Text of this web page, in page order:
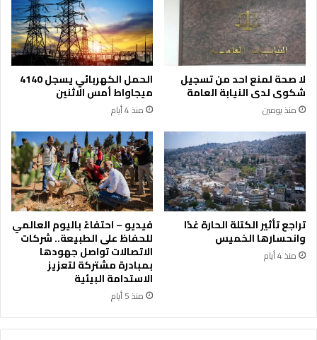
ض
ب
ا
ب
و
ا
ل
ا
ن
ز
ل
ا
ق
ا
ل
ي
و
م
ش
م
ا
ل
ي
ة
ت
ح
ب
ط
م
ح
ا
و
ل
ة
ت
س
ل
لا صحة لمنع احد من تسجيل
شكوى لدى النيابة العامة
منذ يومين
الحمل الكهربائي يسجل 4140
ميجاواط أمس الاثنين
منذ 4 أيام
تراجع تأثير الكتلة الحارة غدًا
وانحسارها الخميس
منذ 4 أيام
فيديو – احتفاءً باليوم العالمي
للحفاظ على الطبيعة.. شركات
الاتصالات تواصل جهودها
بمبادرة مشتركة لتعزيز
الاستدامة البيئية
منذ 5 أيام